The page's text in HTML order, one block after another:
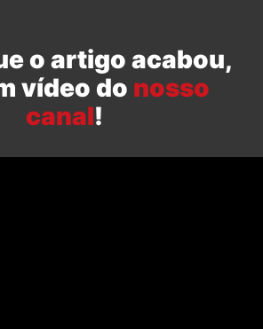
o artigo acabou,
vídeo do nosso
canal!